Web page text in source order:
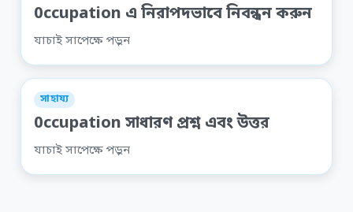
0ccupation এ নিরাপদভাবে নিবন্ধন করুন
যাচাই সাপেক্ষে পড়ুন
সাহায্য
0ccupation সাধারণ প্রশ্ন এবং উত্তর
যাচাই সাপেক্ষে পড়ুন